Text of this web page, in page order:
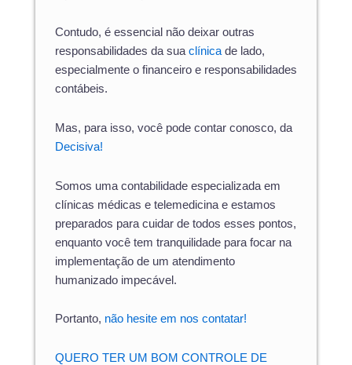
Contudo, é essencial não deixar outras
responsabilidades da suaclínicade lado,
especialmente o financeiro e responsabilidades
contábeis.
Mas, para isso, você pode contar conosco, da
Decisiva!
Somos uma contabilidade especializada em
clínicas médicas e telemedicina e estamos
preparados para cuidar de todos esses pontos,
enquanto você tem tranquilidade para focar na
implementação de um atendimento
humanizado impecável.
Portanto, não hesite em nos contatar!
QUERO TER UM BOM CONTROLE DE